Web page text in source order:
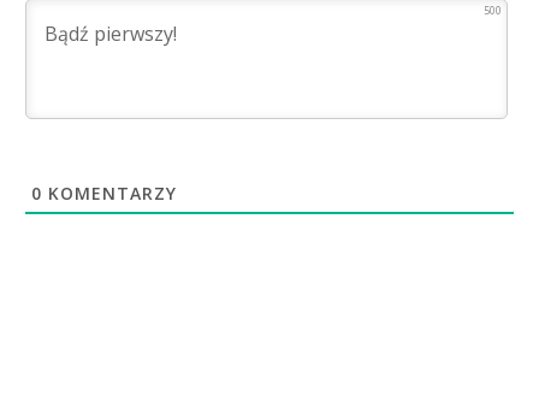
500
0 KOMENTARZY